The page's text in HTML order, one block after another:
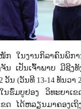
ກ ໃນງານກິລາຄົນພິກ
ນ
ເປັນເຈົ້າພາບ ມີຊີງ
2 ວັນ (ວັນທີ 13-14 ທັນວາ
ນຮົ່ມບູຢອງ
ວິທະຍາເ
ດ
ໄດ້ຫລຽນມາຄອງເຖິ